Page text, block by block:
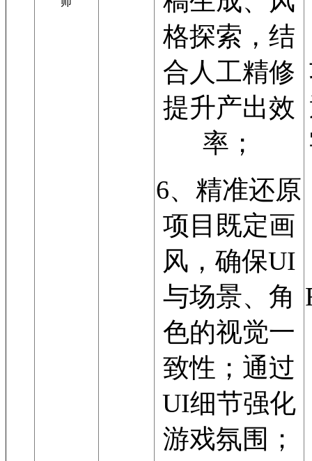
格探索，结
合人工精修
提升产出效
率；
6、精准还原
项目既定画
风，确保UI
与场景、角
色的视觉一
致性；通过
UI细节强化
游戏氛围；